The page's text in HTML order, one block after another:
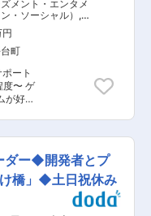
携わ
身のア
実装
を感
力し
あた
ームを
きま
むこと
ントを
件にも
稼働
ま
を受
スロの
チスロ
ロの出
メント・エンタメ
・ソーシャル） ,
ック マークアップ
ー・フロントエン
ム）
町
ート
度〜 ゲ
が好き
ただ
発支援
ーム
オート
のロ
ダー◆開発者とプ
橋」◆土日祝休み